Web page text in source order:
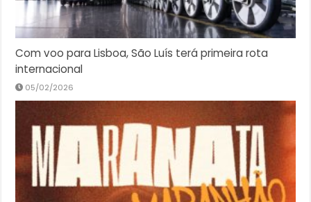
Com voo para Lisboa, São Luís terá primeira rota
internacional
05/02/2026